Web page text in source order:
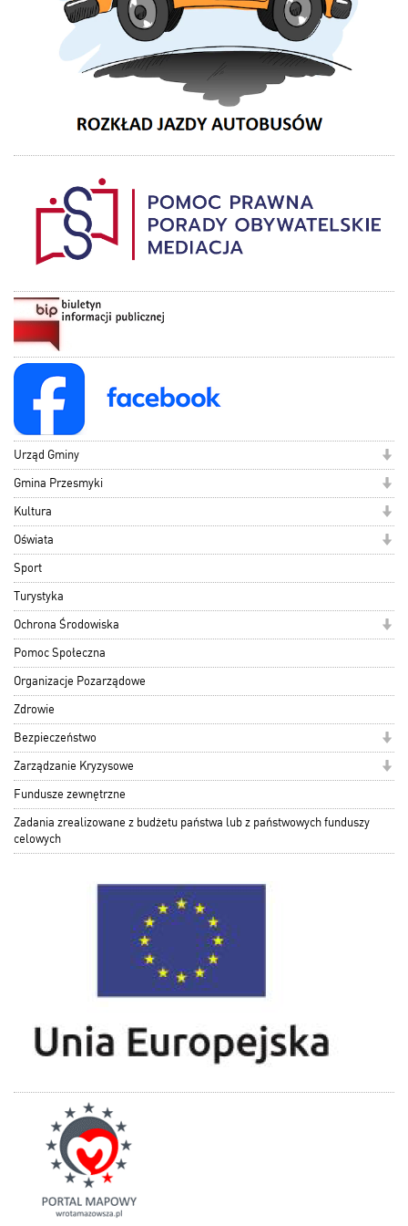
Urząd Gminy
Gmina Przesmyki
Kultura
Oświata
Sport
Turystyka
Ochrona Środowiska
Pomoc Społeczna
Organizacje Pozarządowe
Zdrowie
Bezpieczeństwo
Zarządzanie Kryzysowe
Fundusze zewnętrzne
Zadania zrealizowane z budżetu państwa lub z państwowych funduszy
celowych